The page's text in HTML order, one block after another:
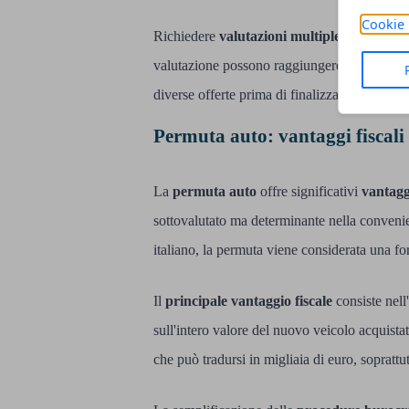
Cookie
Richiedere valutazioni multiple
da diversi
valutazione possono raggiungere il 15-20%
diverse offerte prima di finalizzare qualsiasi
Permuta auto: vantaggi
La permuta auto offre significativi
sottovalutato ma determinante nella
italiano, la permuta viene considerata una
Il principale vantaggio fiscale consiste
sull'intero valore del nuovo veicolo
che può tradursi in migliaia di euro,